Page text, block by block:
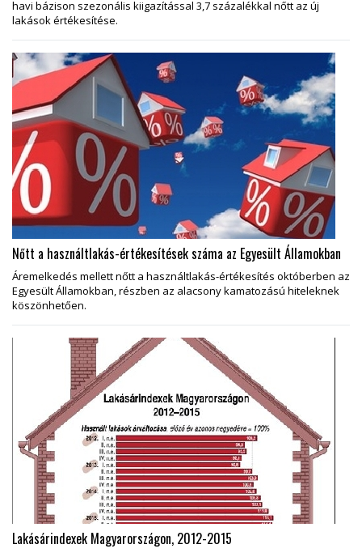
havi bázison szezonális kiigazítással 3,7 százalékkal nőtt az új
lakások értékesítése.
Nőtt a használtlakás-értékesítések száma az Egyesült Államokban
Áremelkedés mellett nőtt a használtlakás-értékesítés októberben az
Egyesült Államokban, részben az alacsony kamatozású hiteleknek
köszönhetően.
Lakásárindexek Magyarországon, 2012-2015